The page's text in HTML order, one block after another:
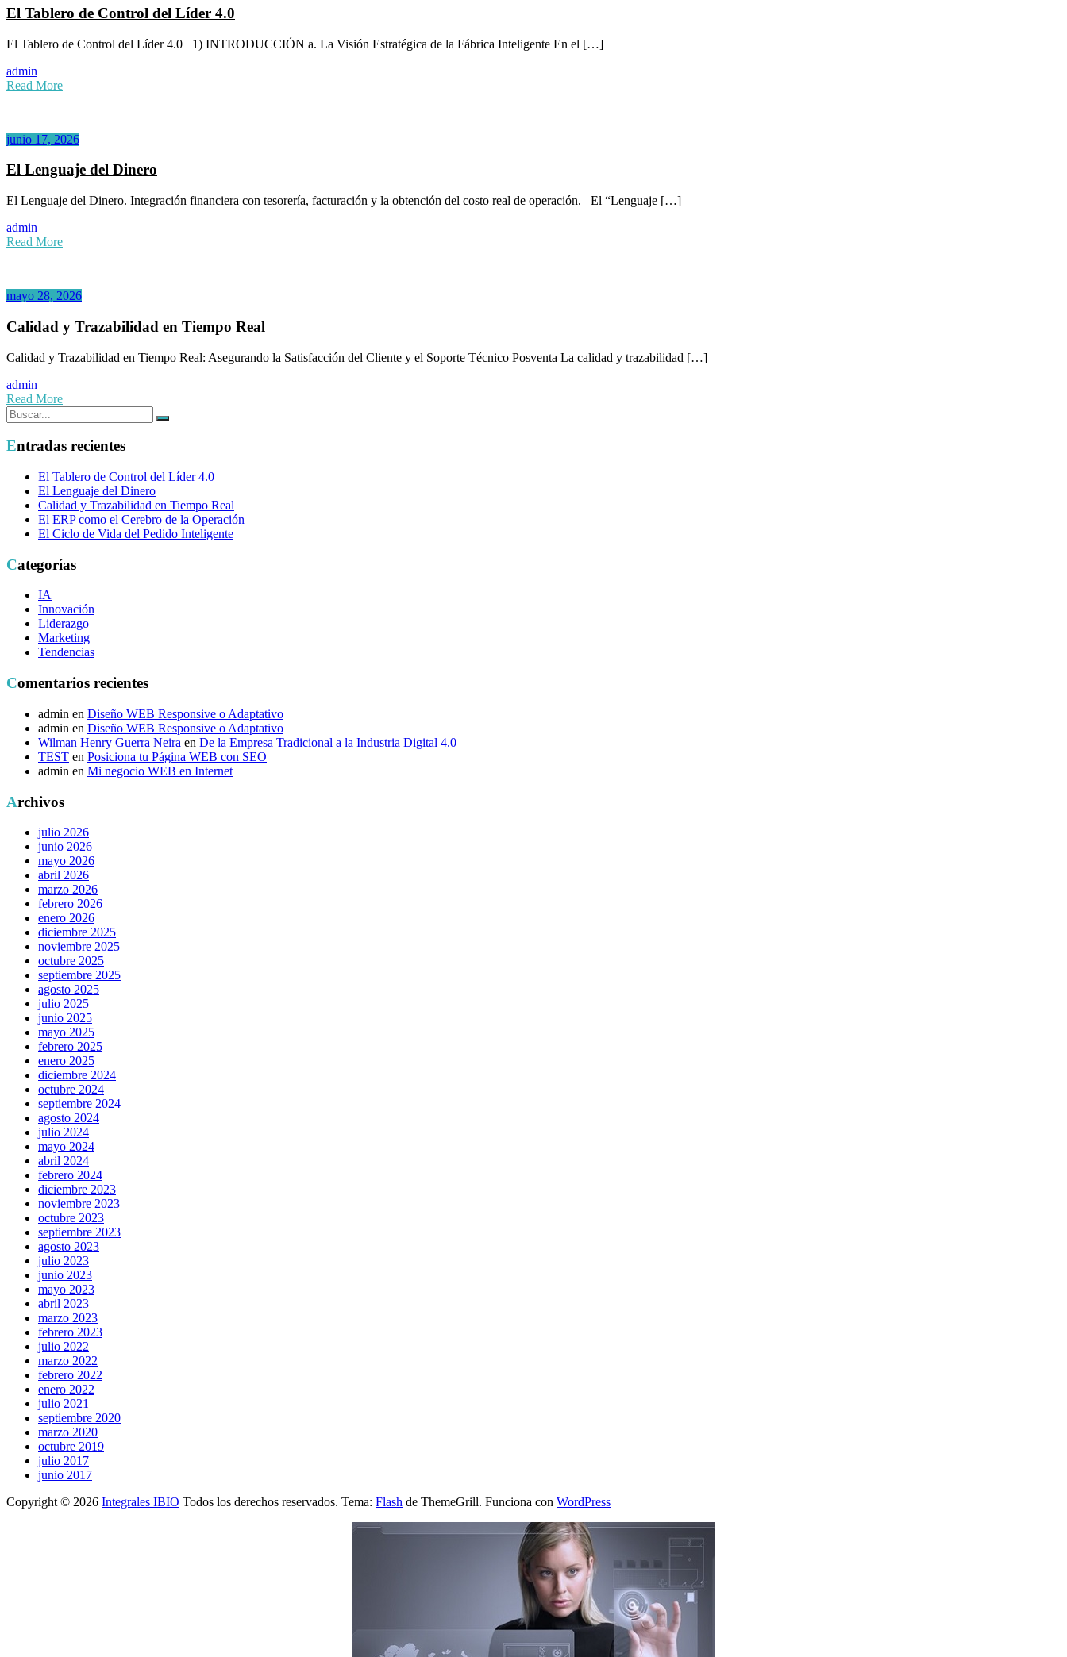
El Tablero de Control del Líder 4.0
El Tablero de Control del Líder 4.0 1) INTRODUCCIÓN a. La Visión Estratégica de la Fábrica Inteligente En el […]
admin
Read More
junio 17, 2026
El Lenguaje del Dinero
El Lenguaje del Dinero. Integración financiera con tesorería, facturación y la obtención del costo real de operación. El “Lenguaje […]
admin
Read More
mayo 28, 2026
Calidad y Trazabilidad en Tiempo Real
Calidad y Trazabilidad en Tiempo Real: Asegurando la Satisfacción del Cliente y el Soporte Técnico Posventa La calidad y trazabilidad […]
admin
Read More
Buscar:
Buscar
Entradas recientes
El Tablero de Control del Líder 4.0
El Lenguaje del Dinero
Calidad y Trazabilidad en Tiempo Real
El ERP como el Cerebro de la Operación
El Ciclo de Vida del Pedido Inteligente
Categorías
IA
Innovación
Liderazgo
Marketing
Tendencias
Comentarios recientes
admin en Diseño WEB Responsive o Adaptativo
admin en Diseño WEB Responsive o Adaptativo
Wilman Henry Guerra Neira en De la Empresa Tradicional a la Industria Digital 4.0
TEST en Posiciona tu Página WEB con SEO
admin en Mi negocio WEB en Internet
Archivos
julio 2026
junio 2026
mayo 2026
abril 2026
marzo 2026
febrero 2026
enero 2026
diciembre 2025
noviembre 2025
octubre 2025
septiembre 2025
agosto 2025
julio 2025
junio 2025
mayo 2025
febrero 2025
enero 2025
diciembre 2024
octubre 2024
septiembre 2024
agosto 2024
julio 2024
mayo 2024
abril 2024
febrero 2024
diciembre 2023
noviembre 2023
octubre 2023
septiembre 2023
agosto 2023
julio 2023
junio 2023
mayo 2023
abril 2023
marzo 2023
febrero 2023
julio 2022
marzo 2022
febrero 2022
enero 2022
julio 2021
septiembre 2020
marzo 2020
octubre 2019
julio 2017
junio 2017
Copyright © 2026 Integrales IBIO Todos los derechos reservados. Tema: Flash de ThemeGrill. Funciona con WordPress